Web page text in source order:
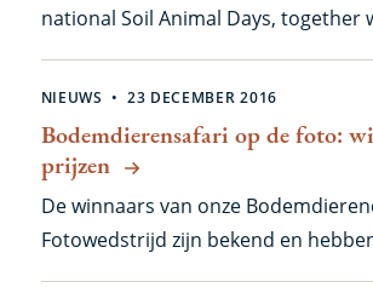
national Soil Animal Days, together
Bodemdierensafari op de foto:
prijzen
NIEUWS 23 DECEMBER 2016
De winnaars van onze
Fotowedstrijd zijn bekend en